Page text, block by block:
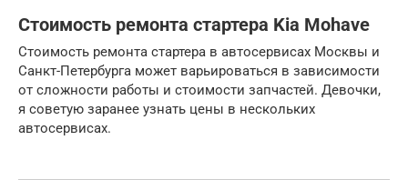
Стоимость ремонта стартера Kia Mohave
Стоимость ремонта стартера в автосервисах Москвы и
Санкт-Петербурга может варьироваться в зависимости
от сложности работы и стоимости запчастей. Девочки,
я советую заранее узнать цены в нескольких
автосервисах.